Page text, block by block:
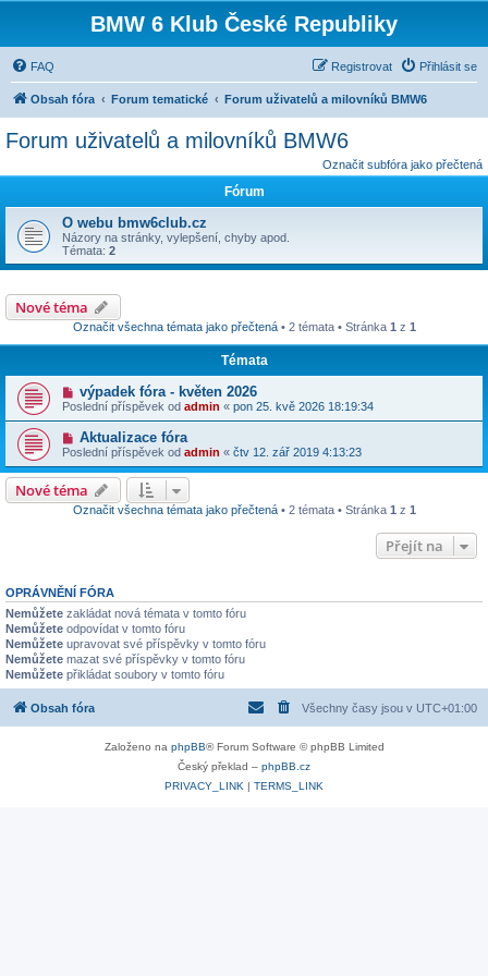
BMW 6 Klub České Republiky
FAQ Přihlásit se
Registrovat
Obsah fóra Forum tematické Forum uživatelů a milovníků BMW6
Forum uživatelů a milovníků BMW6
Označit subfóra jako přečtená
Fórum
O webu bmw6club.cz
Názory na stránky, vylepšení, chyby apod.
Témata: 2
Nové téma
Označit všechna témata jako přečtená• 2 témata • Stránka 1 z 1
Témata
výpadek fóra - květen 2026
Poslední příspěvek od admin « pon 25. kvě 2026 18:19:34
Aktualizace fóra
Poslední příspěvek od admin « čtv 12. zář 2019 4:13:23
Nové téma
Označit všechna témata jako přečtená• 2 témata • Stránka 1 z 1
Přejít na
OPRÁVNĚNÍ FÓRA
Nemůžete zakládat nová témata v tomto fóru
Nemůžete odpovídat v tomto fóru
Nemůžete upravovat své příspěvky v tomto fóru
Nemůžete mazat své příspěvky v tomto fóru
Nemůžete přikládat soubory v tomto fóru
Obsah fóra Všechny časy jsou v UTC+01:00
Založeno na phpBB® Forum Software © phpBB Limited
Český překlad – phpBB.cz
PRIVACY_LINK | TERMS_LINK